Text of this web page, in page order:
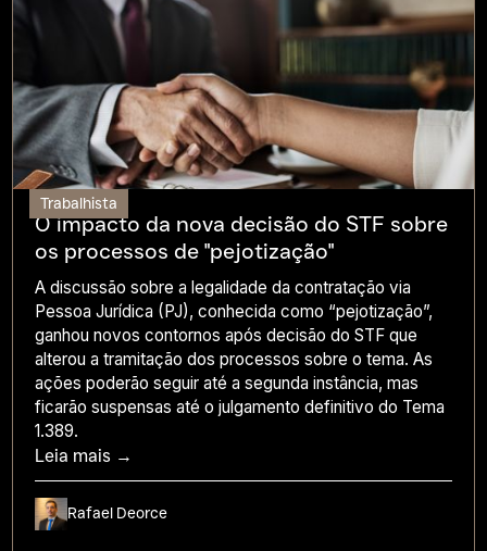
Trabalhista
O impacto da nova decisão do STF sobre
os processos de "pejotização"
A discussão sobre a legalidade da contratação via
Pessoa Jurídica (PJ), conhecida como “pejotização”,
ganhou novos contornos após decisão do STF que
alterou a tramitação dos processos sobre o tema. As
ações poderão seguir até a segunda instância, mas
ficarão suspensas até o julgamento definitivo do Tema
1.389.
Leia mais →
Rafael Deorce